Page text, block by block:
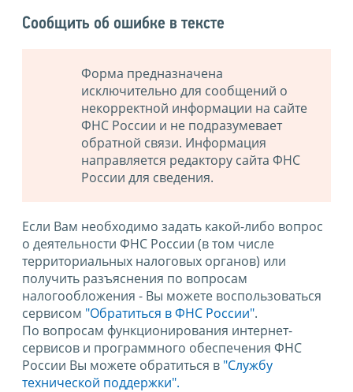
Сообщить об ошибке в тексте
Форма предназначена
исключительно для сообщений о
некорректной информации на сайте
ФНС России и не подразумевает
обратной связи. Информация
направляется редактору сайта ФНС
России для сведения.
Если Вам необходимо задать какой-либо вопрос
о деятельности ФНС России (в том числе
территориальных налоговых органов) или
получить разъяснения по вопросам
налогообложения - Вы можете воспользоваться
сервисом "Обратиться в ФНС России".
По вопросам функционирования интернет-
сервисов и программного обеспечения ФНС
России Вы можете обратиться в "Службу
технической поддержки".